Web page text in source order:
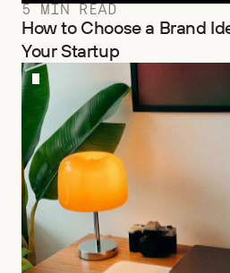
5 MIN READ
How to Choose a Brand
Your Startup